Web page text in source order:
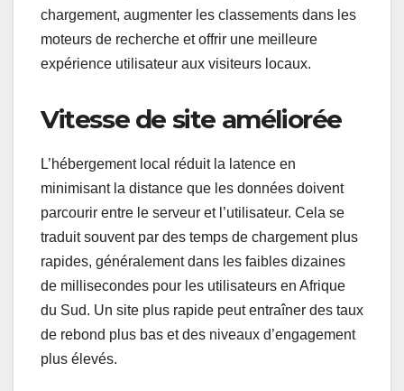
chargement, augmenter les classements dans les
moteurs de recherche et offrir une meilleure
expérience utilisateur aux visiteurs locaux.
Vitesse de site améliorée
L’hébergement local réduit la latence en
minimisant la distance que les données doivent
parcourir entre le serveur et l’utilisateur. Cela se
traduit souvent par des temps de chargement plus
rapides, généralement dans les faibles dizaines
de millisecondes pour les utilisateurs en Afrique
du Sud. Un site plus rapide peut entraîner des taux
de rebond plus bas et des niveaux d’engagement
plus élevés.